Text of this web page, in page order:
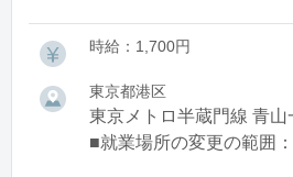
時給：1,700円
東京都港区
東京メトロ半蔵門線 青山
■就業場所の変更の範囲